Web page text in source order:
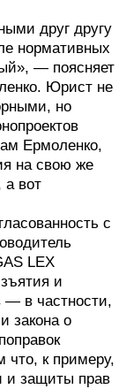
друг другу
нормативных
— поясняет
Юрист не
но
Ермоленко,
на свою же
а вот
с
LEX
и
— в частности,
закона о
что, к примеру,
и защиты прав